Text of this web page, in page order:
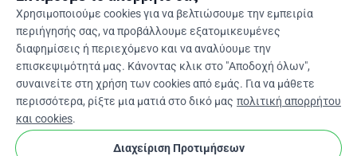
Elarrow_drop_down
★★★★★4,9 / 5 βάσει 500+ κριτικών
Χρησιμοποιούμε cookies για να βελτιώσουμε την εμπειρία
περιήγησής σας, να προβάλλουμε εξατομικευμένες
διαφημίσεις ή περιεχόμενο και να αναλύουμε την
επισκεψιμότητά μας. Κάνοντας κλικ στο "Αποδοχή όλων",
συναινείτε στη χρήση των cookies από εμάς. Για να μάθετε
περισσότερα, ρίξτε μια ματιά στο δικό μας πολιτική απορρήτου
και cookies.
Διαχείριση Προτιμήσεων